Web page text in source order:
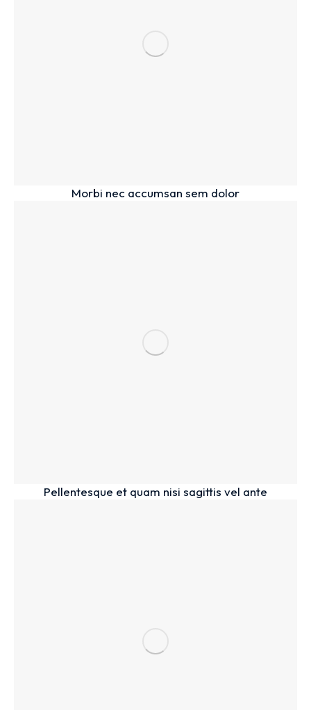
Morbi nec accumsan sem dolor
Pellentesque et quam nisi sagittis vel ante